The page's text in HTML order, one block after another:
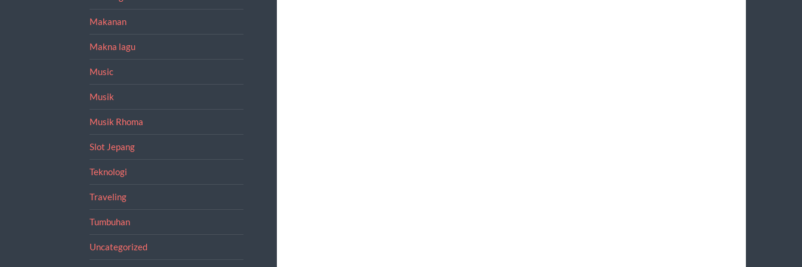
Makanan
Makna lagu
Music
Musik
Musik Rhoma
Slot Jepang
Teknologi
Traveling
Tumbuhan
Uncategorized